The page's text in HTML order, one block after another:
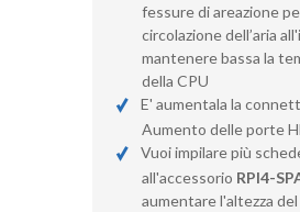
fessure di areazione
circolazione dell’aria
mantenere bassa la
della CPU
E' aumentala la
Aumento delle porte
Vuoi impilare più
all'accessorio RPI4-
aumentare l'altezza del